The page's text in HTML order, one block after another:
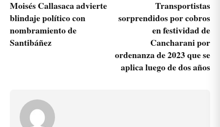
Moisés Callasaca advierte
blindaje político con
nombramiento de
Santibáñez
Transportistas
sorprendidos por cobros
en festividad de
Cancharani por
ordenanza de 2023 que se
aplica luego de dos años